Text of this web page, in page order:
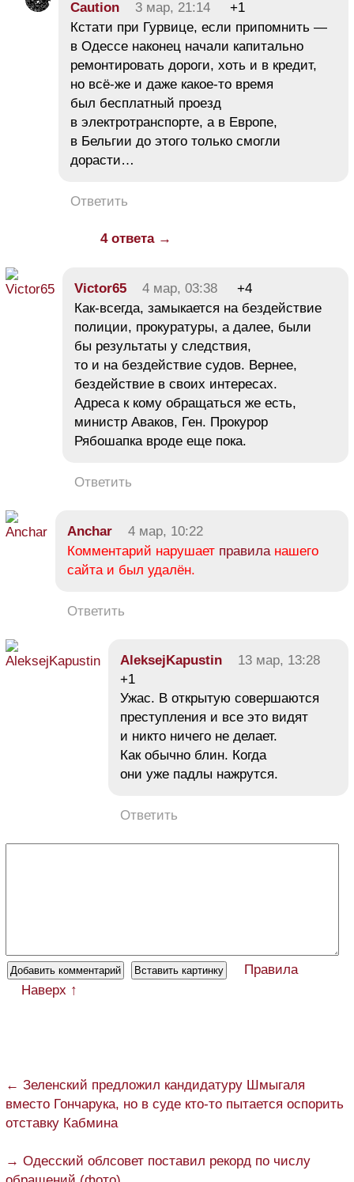
Caution 3 мар, 21:14
+1
Кстати при Гурвице, если припомнить —
в Одессе наконец начали капитально
ремонтировать дороги, хоть и в кредит,
но всё-же и даже какое-то время
был бесплатный проезд
в электротранспорте, а в Европе,
в Бельгии до этого только смогли
дорасти…
Ответить
4 ответа →
Victor65 4 мар, 03:38
+4
Как-всегда, замыкается на бездействие
полиции, прокуратуры, а далее, были
бы результаты у следствия,
то и на бездействие судов. Вернее,
бездействие в своих интересах.
Адреса к кому обращаться же есть,
министр Аваков, Ген. Прокурор
Рябошапка вроде еще пока.
Ответить
Anchar
4 мар, 10:22
Комментарий нарушает правила нашего
сайта и был удалён.
Ответить
AleksejKapustin
13 мар, 13:28
+1
Ужас. В открытую совершаются
преступления и все это видят
и никто ничего не делает.
Как обычно блин. Когда
они уже падлы нажрутся.
Ответить
Правила
Наверх ↑
← Зеленский предложил кандидатуру Шмыгаля
вместо Гончарука, но в суде кто-то пытается оспорить
отставку Кабмина
→ Одесский облсовет поставил рекорд по числу